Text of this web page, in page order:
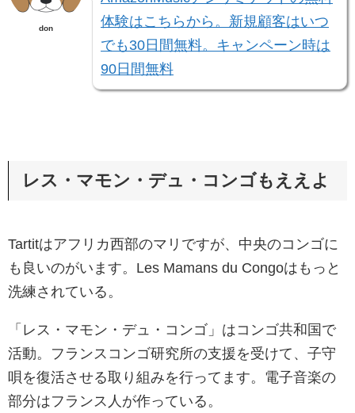
don
体験はこちらから。新規顧客はいつ
でも30日間無料。キャンペーン時は
90日間無料
レス・マモン・デュ・コンゴもええよ
Tartitはアフリカ西部のマリですが、中央のコンゴに
も良いのがいます。Les Mamans du Congoはもっと
洗練されている。
「レス・マモン・デュ・コンゴ」はコンゴ共和国で
活動。フランスコンゴ研究所の支援を受けて、子守
唄を復活させる取り組みを行ってます。電子音楽の
部分はフランス人が作っている。